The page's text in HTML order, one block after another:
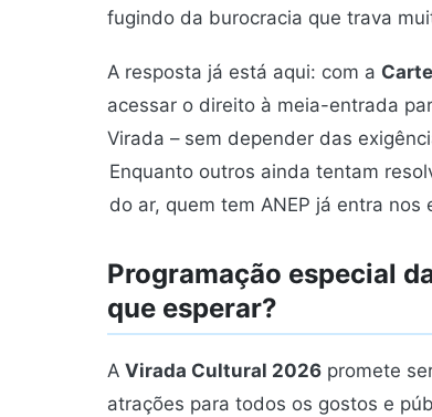
fugindo da burocracia que trava
A resposta já está aqui: com a
acessar o direito à meia-entrada
Virada – sem depender das
Enquanto outros ainda tentam
do ar, quem tem ANEP já entra
Programação especial
que esperar?
A Virada Cultural 2026 promete
atrações para todos os gostos e